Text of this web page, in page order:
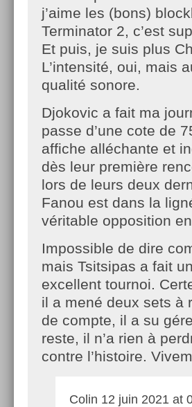
j’aime les (bons)
Terminator 2, c’est
Et puis, je suis plus
L’intensité, oui, mais
qualité sonore.
Djokovic a fait ma
passe d’une cote de
affiche alléchante et
dès leur première
lors de leurs deux
Fanou est dans la
véritable opposition
Impossible de dire
mais Tsitsipas a fait
excellent tournoi.
il a mené deux sets à
de compte, il a su
reste, il n’a rien à
contre l’histoire.
Colin 12 juin 2021 at